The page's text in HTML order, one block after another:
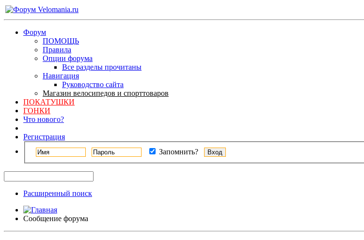
Форум
ПОМОЩЬ
Правила
Опции форума
Все разделы прочитаны
Навигация
Руководство сайта
Магазин велосипедов и спорттоваров
ПОКАТУШКИ
ГОНКИ
Что нового?
Регистрация
Запомнить?
Расширенный поиск
Сообщение форума